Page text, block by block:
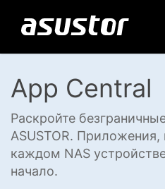
App Central
Раскройте
ASUSTOR. Приложения,
каждом NAS
начало.